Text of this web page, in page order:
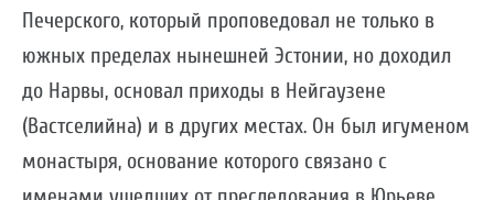
Печерского, который проповедовал не только в
южных пределах нынешней Эстонии, но доходил
до Нарвы, основал приходы в Нейгаузене
(Вастселийна) и в других местах. Он был игуменом
монастыря, основание которого связано с